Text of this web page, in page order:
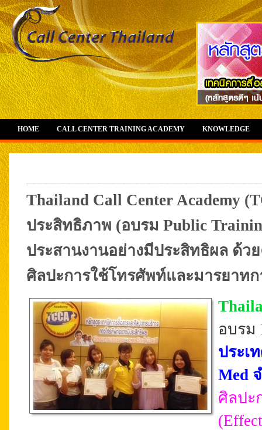
HOME CALL CENTER TRAINING ACADEMY KNOWLEDGE
Thailand Call Center Academy
ประสิทธิภาพ (อบรม Public
ประสานงานอย่างมีประสิทธิผล ด้ว
ศิลปะการใช้โทรศัพท์และมารยาท
อบรม
ประเ
Med
ศิลปะ
(